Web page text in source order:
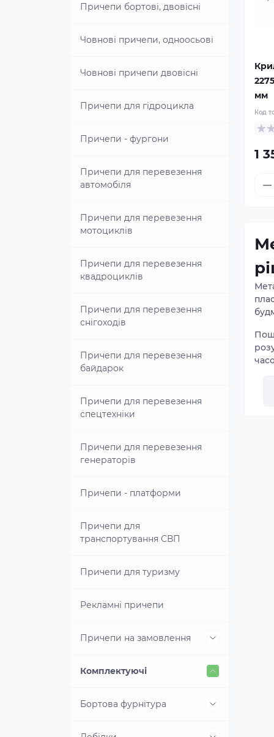
Причепи бортові, двовісні
Човнові причепи, одноосьові
Човнові причепи двовісні
Причепи для гідроцикла
Причепи - фургони
Причепи для перевезення
автомобіля
Причепи для перевезення
мотоциклів
Причепи для перевезення
квадроциклів
Причепи для перевезення
снігоходів
Причепи для перевезення
байдарок
Причепи для перевезення
спецтехніки
Причепи для перевезення
генераторів
Причепи - платформи
Причепи для
транспортування СВП
Причепи для туризму
Рекламні причепи
Причепи на замовлення
Інші причепи
Бортові під замовлення
Комплектуючі
Бортова фурнітура
мм
Код
1